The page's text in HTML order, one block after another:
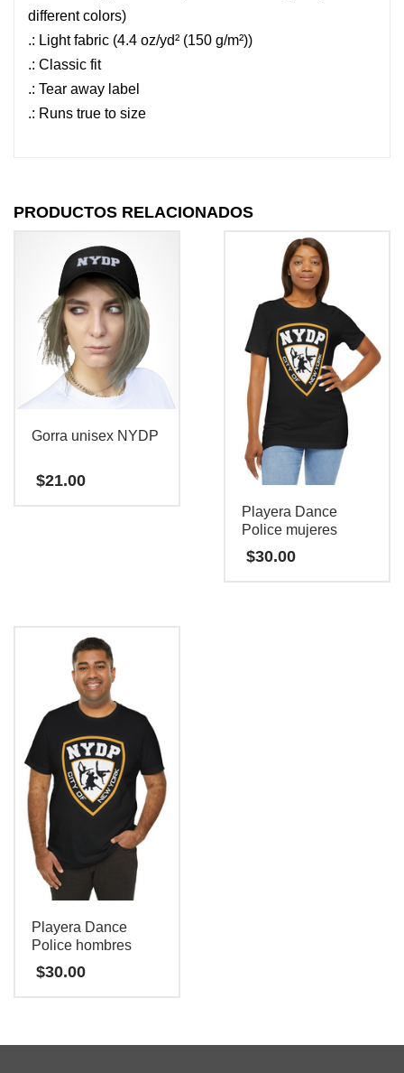
different colors)
.: Light fabric (4.4 oz/yd² (150 g/m²))
.: Classic fit
.: Tear away label
.: Runs true to size
PRODUCTOS RELACIONADOS
Gorra unisex NYDP
$21.00
pueden
elegir
en
página
producto
Playera Dance
Police mujeres
$30.00
Playera Dance
Police hombres
$30.00